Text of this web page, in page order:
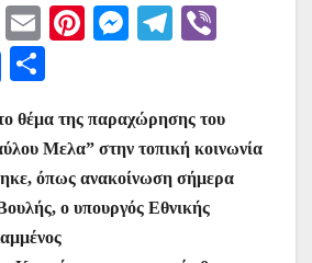
W E
m
ai
l
Pi
e
st
M
s
e
n
T
gr
a
m
ρ
α
σ
τε
θέμα της παραχώρησης του
Μελα” στην τοπική κοινωνία
όπως ανακοίνωση σήμερα
ο υπουργός Εθνικής